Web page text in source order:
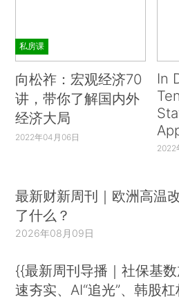
私房课
向松祚：宏观经济70
讲，带你了解国内外
经济大局
2022年04月06日
In
2022
最新财新周刊｜欧洲高温
了什么？
2026年08月09日
{{最新周刊导播｜社保基数
速夯实、AI“追光”、韩股